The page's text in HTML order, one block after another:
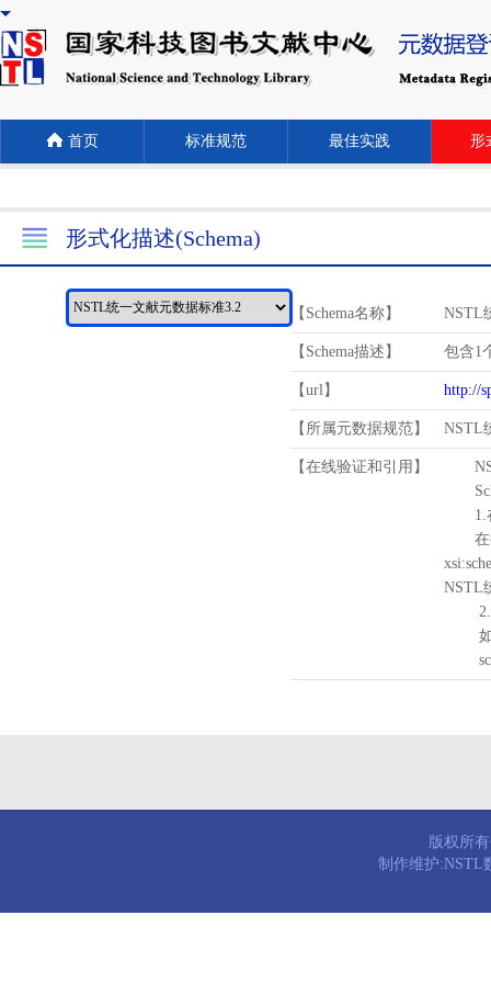
首页 标准规范 最佳实践 形
形式化描述(Schema)
【Schema名称】 NSTL
【Schema描述】 包含1
【url】 http://
【所属元数据规范】 NSTL
【在线验证和引用】
1.
在待
NSTL
2.
如需
版权所
制作维护:NSTL